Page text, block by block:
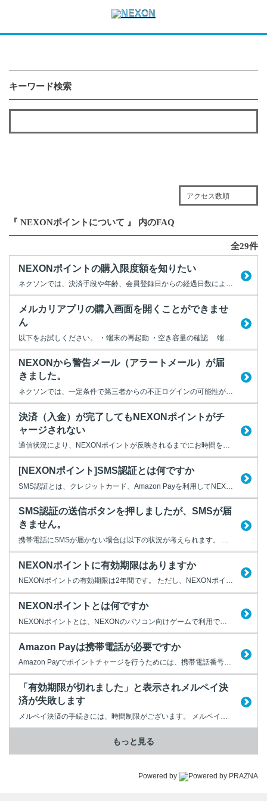
キーワード検索
アクセス数順
『 NEXONポイントについて 』 内のFAQ
全29件
NEXONポイントの購入限度額を知りたい
ネクソンでは、決済手段や年齢、会員登録日からの経過日数により、 1ヶ月に購入できるNEXONポイントの限度額（上限）が決まっています。 クレジットカード 18歳未満 ご利用になれません NEXON ID登録から1年未満 100,000円 / 1ヶ月 ※決済手続き中に画面を閉じたり、ブラウザの...
メルカリアプリの購入画面を開くことができませ
ん
NEXONから警告メール（アラートメール）が届
きました。
ネクソンでは、一定条件で第三者からの不正ログインの可能性が高まった場合に、お客様の会員アカウントへ登録されているメールアドレス宛にアラートメールを送信する場合があります。 緊急性の高い一部アラートメールは、強制的に送信される場合があります。 ■強制送信されるアラートメールの件名 「【警告】異常な●●の（からの）ログイン試行がありました」 「【警告】海外...
決済（入金）が完了してもNEXONポイントがチ
ャージされない
通信状況により、NEXONポイントが反映されるまでにお時間をいただく場合があります。 お支払いから30分以上が経過してもNEXONポイントがチャージされない場合は、 サポート窓口よりログインのうえ、お問い合わせください。 また、以下の動作をされていないかご確認ください。 1.お支払い完了前にブラウザを閉じる 決済が正しく完了せず、NEXONポイントがチャージされない場合...
[NEXONポイント]SMS認証とは何ですか
SMS認証の送信ボタンを押しましたが、SMSが届
きません。
携帯電話にSMSが届かない場合は以下の状況が考えられます。 ・ご登録の携帯電話番号に誤りがある マイページより、ご登録いただいているサポート情報の電話番号に誤りがないか確認してください。 ・お使いの携帯電話でSMSの着信拒否などの設定が行われている 携帯電話や通信キャリアなどの設定によってSMSを受信できない場合があります。 ご利用の携帯電話のメーカーや通信キャリアへお問い...
NEXONポイントに有効期限はありますか
NEXONポイントの有効期限は2年間です。 ただし、NEXONポイントの入手から2年以上経過をする前に一度でもポイントの使用、入手をしていれば、有効期限はリセットされます。 リセットされた場合は、その日から再び2年間の有効期限となります。 ポイントを残したまま退会をされた場合は、2年経過でポイントが消失します。 ※他社のIDにて弊社のゲームをご利用の場合は対象外となります
NEXONポイントとは何ですか
Amazon Payは携帯電話が必要ですか
Amazon Payでポイントチャージを行うためには、携帯電話番号を利用したSMS（ショートメッセージ）による本人認証が必要です。 そのため、携帯電話をお持ちでないお客様には、Amazon Pay以外のチャージ方法を用意しております。 ぜひそちらをご利用ください。 他の決済方法については、以下URLよりご確認ください。 【NEXONポイントページ】 https://...
「有効期限が切れました」と表示されメルペイ決
済が失敗します
もっと見る
Powered by